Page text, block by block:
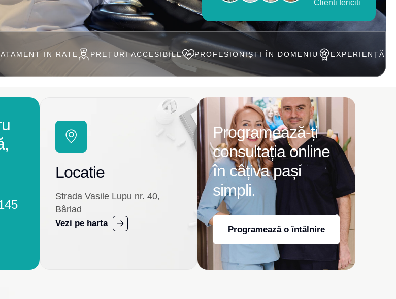
Clienti fericiti
PREȚURI ACCESIBILE PROFESIONIȘTI ÎN DOMENIU EXPERIENȚĂ DE PESTE 20 ANI
Locatie
Strada Vasile Lupu nr. 40,
Bârlad
Vezi pe harta
Programează-ți
consultația online
în câțiva pași
simpli.
Programează o întâlnire